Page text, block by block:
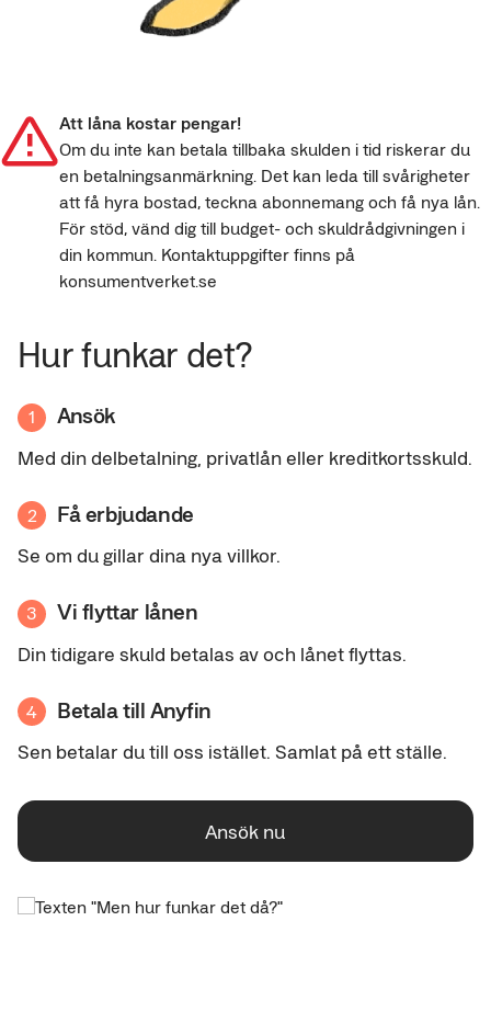
Att låna kostar pengar!
Om du inte kan betala tillbaka skulden i tid riskerar du
en betalningsanmärkning. Det kan leda till svårigheter
att få hyra bostad, teckna abonnemang och få nya lån.
För stöd, vänd dig till budget- och skuldrådgivningen i
din kommun. Kontaktuppgifter finns på
konsumentverket.se
Hur funkar det?
1 Ansök
Med din delbetalning, privatlån eller kreditkortsskuld.
2 Få erbjudande
Se om du gillar dina nya villkor.
3 Vi flyttar lånen
Din tidigare skuld betalas av och lånet flyttas.
4 Betala till Anyfin
Sen betalar du till oss istället. Samlat på ett ställe.
Ansök nu